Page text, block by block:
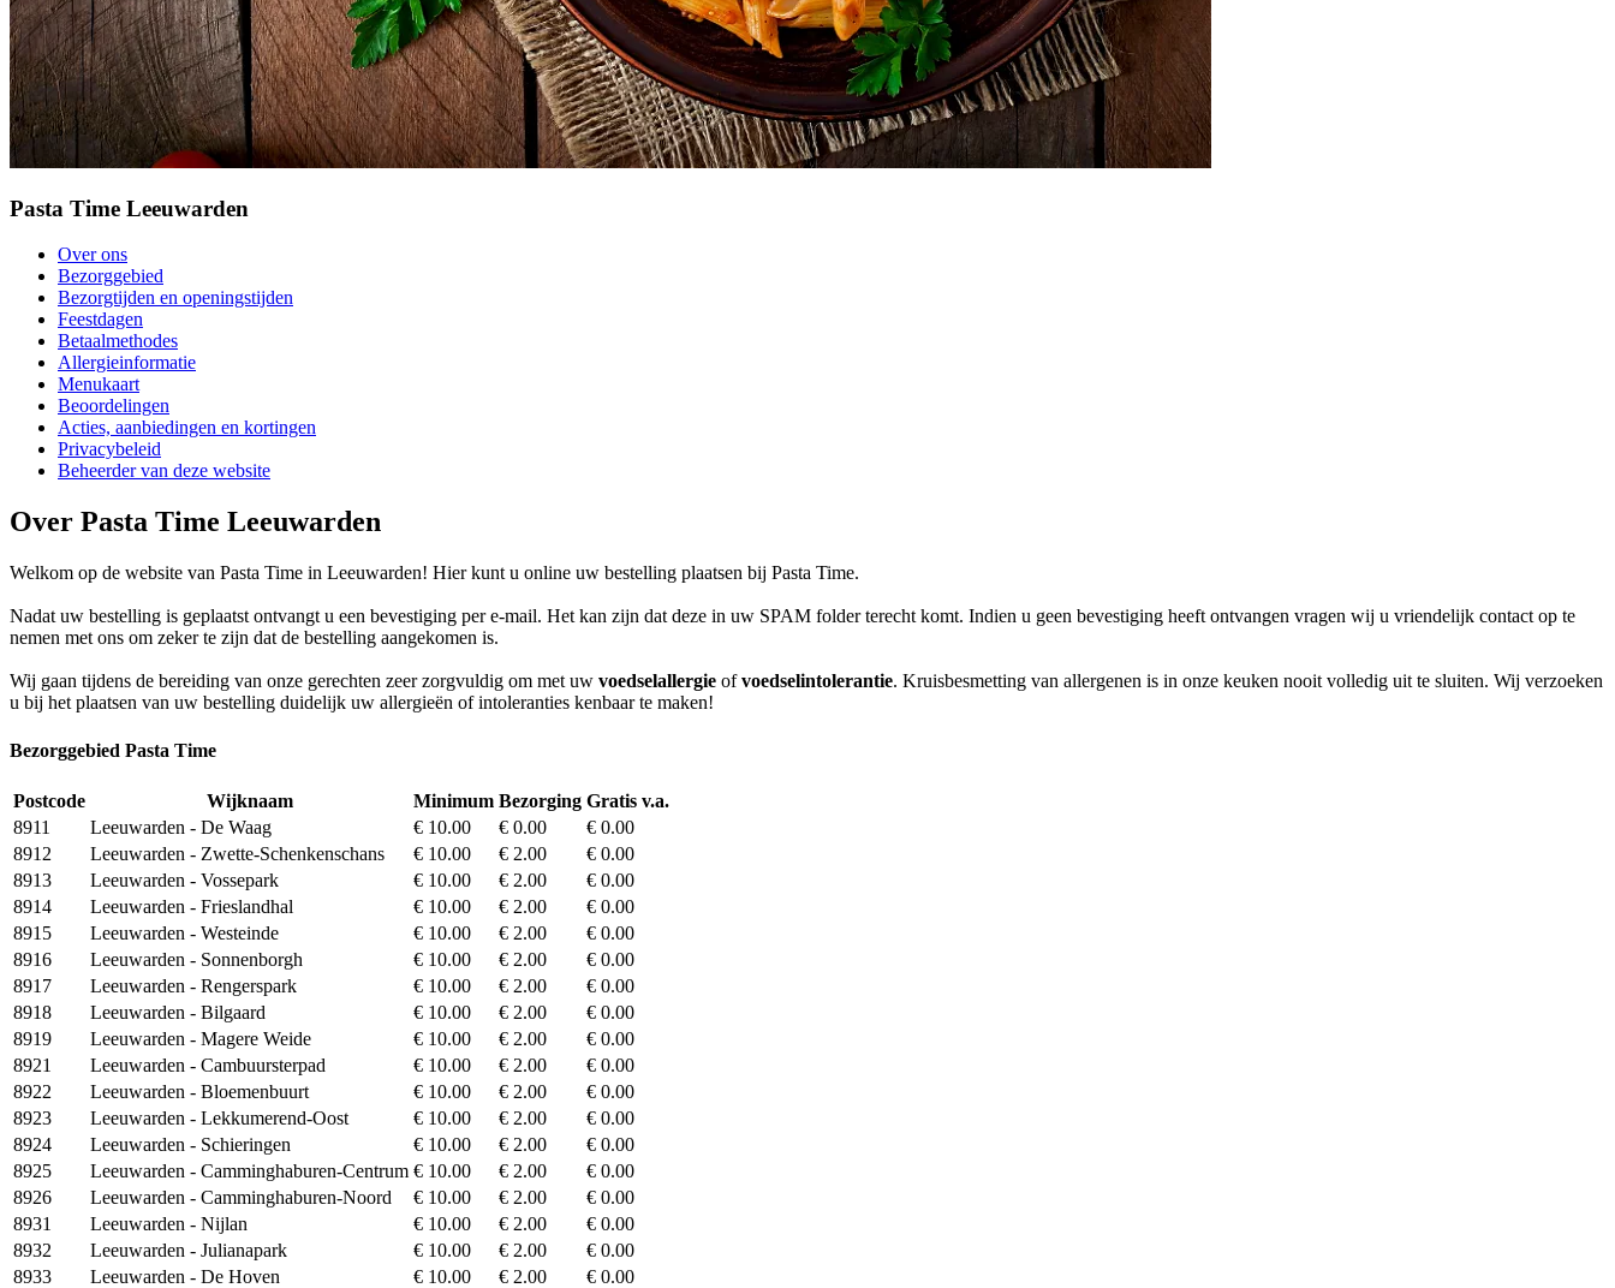
Pasta Time Leeuwarden
Over ons
Bezorggebied
Bezorgtijden en openingstijden
Feestdagen
Betaalmethodes
Allergieinformatie
Menukaart
Beoordelingen
Acties, aanbiedingen en kortingen
Privacybeleid
Beheerder van deze website
Over Pasta Time Leeuwarden
Welkom op de website van Pasta Time in Leeuwarden! Hier kunt u online uw bestelling plaatsen bij Pasta Time.
Nadat uw bestelling is geplaatst ontvangt u een bevestiging per e-mail. Het kan zijn dat deze in uw SPAM folder terecht komt. Indien u geen bevestiging heeft ontvangen vragen wij u vriendelijk contact op te
nemen met ons om zeker te zijn dat de bestelling aangekomen is.
Wij gaan tijdens de bereiding van onze gerechten zeer zorgvuldig om met uw voedselallergie ofvoedselintolerantie. Kruisbesmetting van allergenen is in onze keuken nooit volledig uit te sluiten. Wij verzoeken
u bij het plaatsen van uw bestelling duidelijk uw allergieën of intoleranties kenbaar te maken!
Bezorggebied Pasta Time
Postcode Wijknaam Minimum Bezorging Gratis v.a.
8911
Leeuwarden - De Waag € 10.00 € 0.00
€ 0.00
8912
Leeuwarden - Zwette-Schenkenschans € 10.00 € 2.00
€ 0.00
8913
Leeuwarden - Vossepark € 10.00 € 2.00
€ 0.00
8914
Leeuwarden - Frieslandhal € 10.00 € 2.00
€ 0.00
8915
Leeuwarden - Westeinde € 10.00 € 2.00
€ 0.00
8916
Leeuwarden - Sonnenborgh € 10.00 € 2.00
€ 0.00
8917
Leeuwarden - Rengerspark € 10.00 € 2.00
€ 0.00
8918
Leeuwarden - Bilgaard € 10.00 € 2.00
€ 0.00
8919
Leeuwarden - Magere Weide € 10.00 € 2.00
€ 0.00
8921
Leeuwarden - Cambuursterpad € 10.00 € 2.00
€ 0.00
8922
Leeuwarden - Bloemenbuurt € 10.00 € 2.00
€ 0.00
8923
Leeuwarden - Lekkumerend-Oost € 10.00 € 2.00
€ 0.00
8924
Leeuwarden - Schieringen € 10.00 € 2.00
€ 0.00
8925
Leeuwarden - Camminghaburen-Centrum € 10.00 € 2.00
€ 0.00
8926
Leeuwarden - Camminghaburen-Noord € 10.00 € 2.00
€ 0.00
8931
Leeuwarden - Nijlan € 10.00 € 2.00
€ 0.00
8932
Leeuwarden - Julianapark € 10.00 € 2.00
€ 0.00
8933
Leeuwarden - De Hoven € 10.00 € 2.00
€ 0.00